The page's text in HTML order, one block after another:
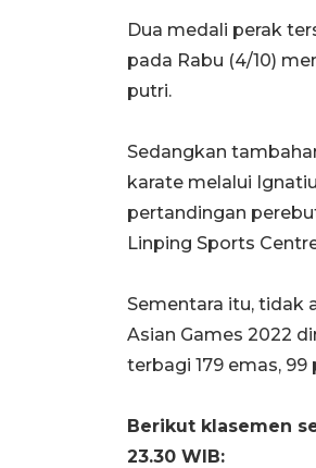
Dua medali perak
pada Rabu (4/10)
putri.
Sedangkan
karate melalui
pertandingan
Linping Sports
Sementara itu, tidak
Asian Games 2022
terbagi 179 emas, 99
Berikut klasemen
23.30 WIB: